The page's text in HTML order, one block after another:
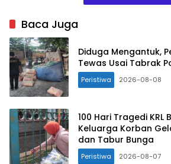
Baca Juga
Diduga Mengantuk,
Tewas Usai Tabrak
Peristiwa 2026-08-08
100 Hari Tragedi KRL
Keluarga Korban
dan Tabur Bunga
Peristiwa 2026-08-07